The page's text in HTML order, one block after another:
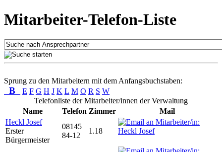
Mitarbeiter-Telefon-Liste
Sprung zu den Mitarbeitern mit dem Anfangsbuchstaben:
B E F G H J K L M O R S W
Telefonliste der Mitarbeiter/innen der Verwaltung
Name
Telefon Zimmer
Mail
Heckl Josef
Erster
Bürgermeister
08145
84-12
1.18